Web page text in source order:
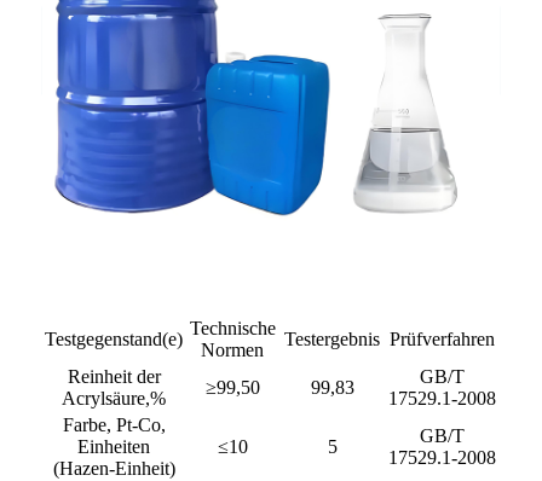
Testgegenstand(e)
Technische
Normen
Testergebnis Prüfverfahren
Reinheit der
Acrylsäure,%
≥99,50 99,83
GB/T
17529.1-2008
Farbe, Pt-Co,
Einheiten
(Hazen-Einheit)
≤10 5
GB/T
17529.1-2008